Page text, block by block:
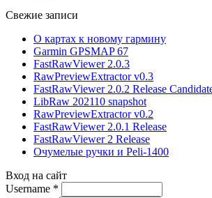
Свежие записи
О картах к новому гармину
Garmin GPSMAP 67
FastRawViewer 2.0.3
RawPreviewExtractor v0.3
FastRawViewer 2.0.2 Release
LibRaw 202110 snapshot
RawPreviewExtractor v0.2
FastRawViewer 2.0.1 Release
FastRawViewer 2 Release
Очумелые ручки и Peli-1400
Вход на сайт
Username *